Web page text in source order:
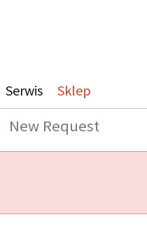
Serwis Sklep
New Request